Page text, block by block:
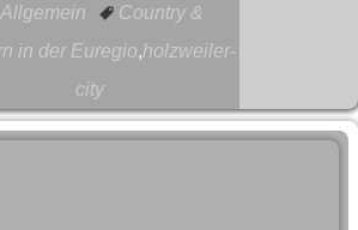
Allgemein
Country &
in der Euregio,holzweiler-
city